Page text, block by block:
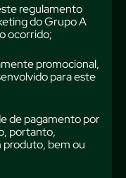
regulamento
do Grupo A
ocorrido;
promocional,
para este
de pagamento por
portanto,
produto, bem ou